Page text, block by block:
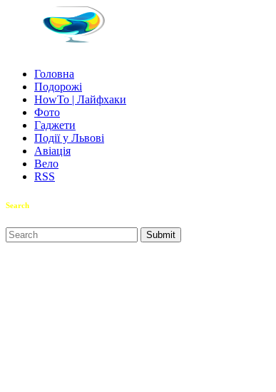
Головна
Подорожі
HowTo | Лайфхаки
Фото
Гаджети
Події у Львові
Авіація
Вело
RSS
Search